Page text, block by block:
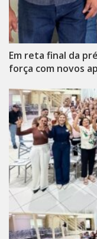
Em reta final da
força com novos